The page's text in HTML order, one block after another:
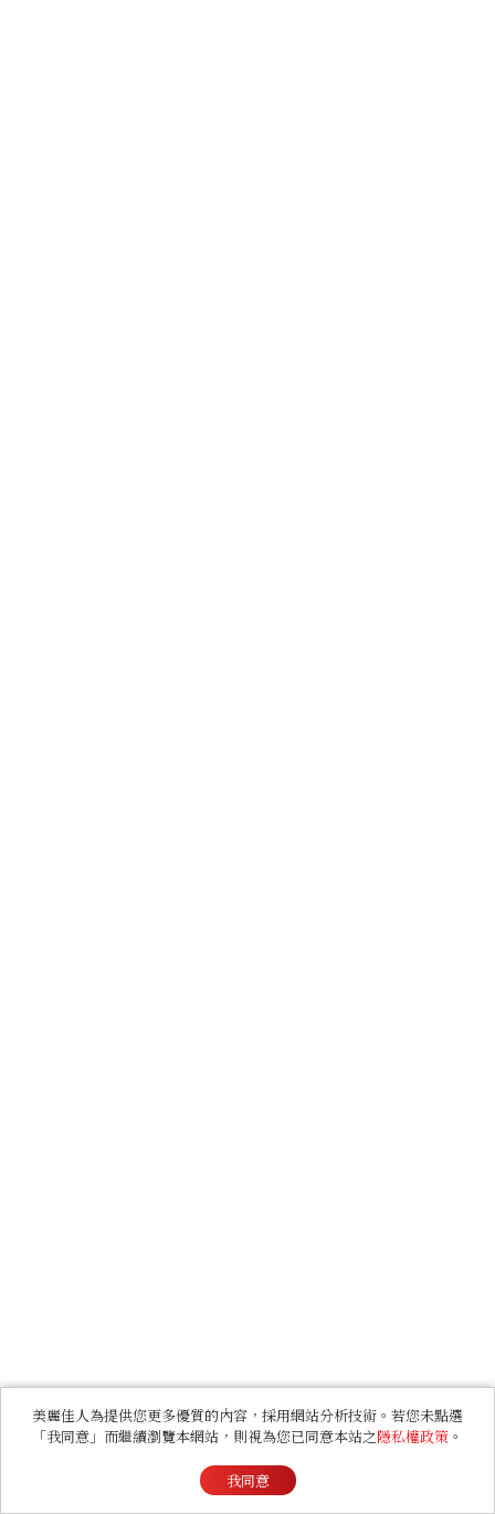
美麗佳人為提供您更多優質的內容，採用網站分析技術。若您未點選
「我同意」而繼續瀏覽本網站，則視為您已同意本站之隱私權政策 。
我同意